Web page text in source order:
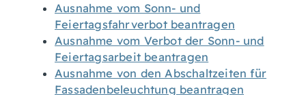
Ausnahme vom Sonn- und
Feiertagsfahrverbot beantragen
Ausnahme vom Verbot der Sonn- und
Feiertagsarbeit beantragen
Ausnahme von den Abschaltzeiten für
Fassadenbeleuchtung beantragen